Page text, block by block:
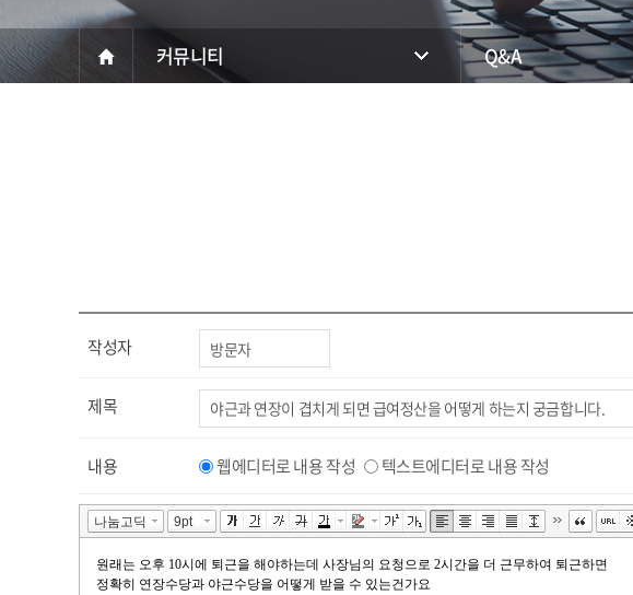
커뮤니티 Q&A
작성자
제목
내용 웹에디터로 내용 작성 텍스트에디터로 내용 작성